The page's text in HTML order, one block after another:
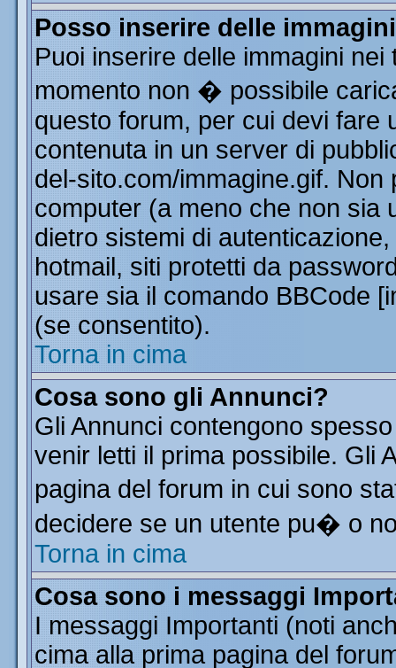
Posso inserire delle
Puoi inserire delle immagini
momento non � possibile
questo forum, per cui devi fare
contenuta in un server di
del-sito.com/immagine.gif.
computer (a meno che non sia
dietro sistemi di
hotmail, siti protetti da
usare sia il comando BBCode
(se consentito).
Torna in cima
Cosa sono gli Annunci?
Gli Annunci contengono
venir letti il prima possibile. Gli
pagina del forum in cui sono
decidere se un utente pu� o
Torna in cima
Cosa sono i messaggi
I messaggi Importanti (noti
cima alla prima pagina del